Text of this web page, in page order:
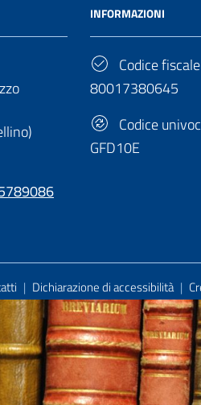
INFORMAZIONI
Codice
80017380645
Codice
GFD10E
| Dichiarazione di accessibilità |